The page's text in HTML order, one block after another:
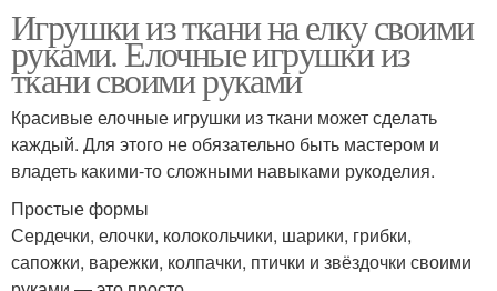
Игрушки из ткани на елку своими
руками. Елочные игрушки из
ткани своими руками
Красивые елочные игрушки из ткани может сделать
каждый. Для этого не обязательно быть мастером и
владеть какими-то сложными навыками рукоделия.
Простые формы
Сердечки, елочки, колокольчики, шарики, грибки,
сапожки, варежки, колпачки, птички и звёздочки своими